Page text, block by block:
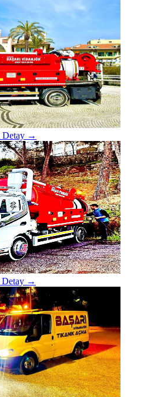
Detay →
Detay →